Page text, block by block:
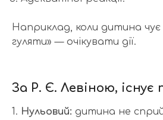
Наприклад, коли дитина
гуляти» — очікувати дії.
За Р. Є. Левіною, існує
Нульовий: дитина не